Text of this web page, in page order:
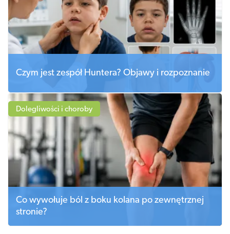
Czym jest zespół Huntera? Objawy i rozpoznanie
Dolegliwości i choroby
Co wywołuje ból z boku kolana po zewnętrznej
stronie?